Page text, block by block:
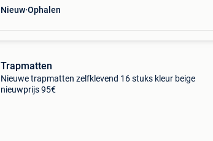
Nieuw Ophalen
Trapmatten
Nieuwe trapmatten zelfklevend 16 stuks kleur beige
nieuwprijs 95€